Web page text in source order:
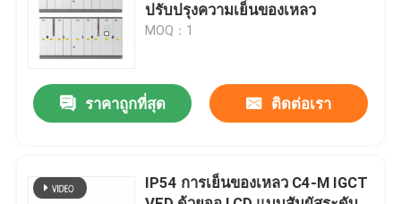
ติดต่อเรา
ข่าว
ไดรฟ์ความถี่ตัวแปร VFD
ปรับปรุงความเย็นของเหลว
MOQ：1
ราคาถูกที่สุด ติดต่อเรา
IP54 การเย็นของเหลว C4-M IGCT